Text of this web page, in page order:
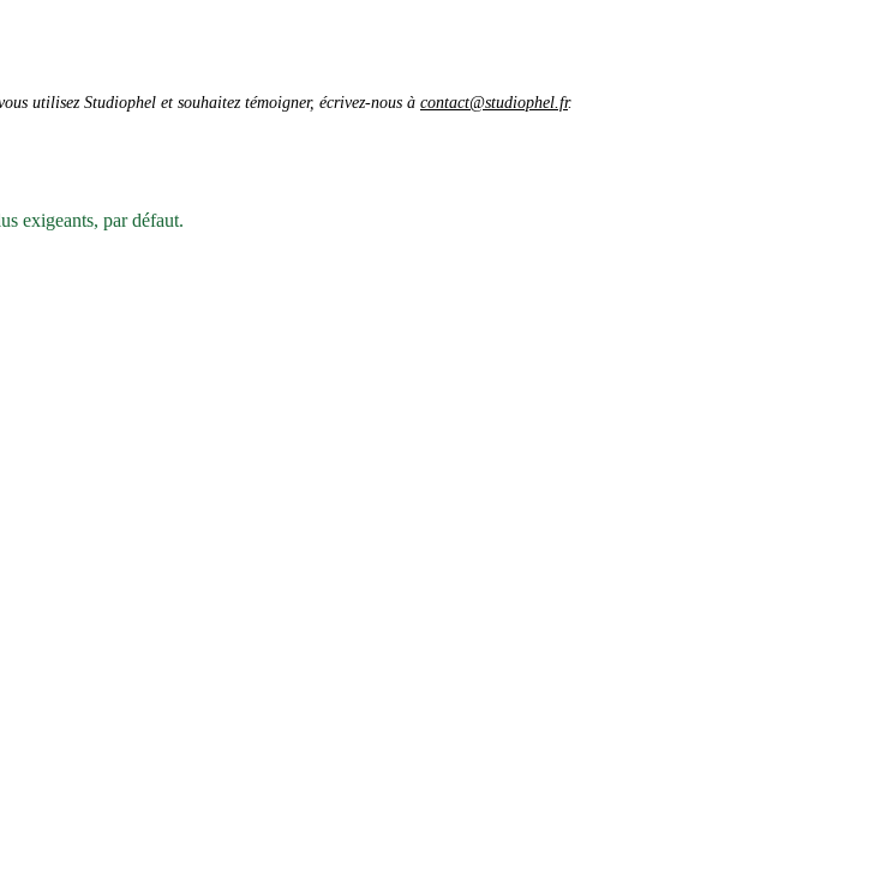
utilisez Studiophel et souhaitez témoigner, écrivez-nous à contact@studiophel.fr.
exigeants, par défaut.